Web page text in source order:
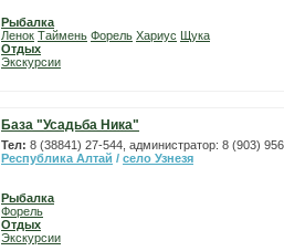
Рыбалка
Ленок Таймень Форель Хариус Щука
Отдых
Экскурсии
База "Усадьба Ника"
Тел: 8 (38841) 27-544, администратор: 8 (903)
Республика Алтай / село Узнезя
Рыбалка
Форель
Отдых
Экскурсии